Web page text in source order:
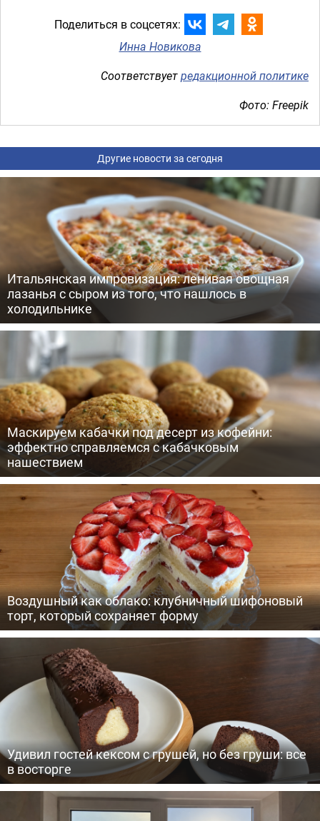
Поделиться в соцсетях:
Инна Новикова
Соответствуетредакционной политике
Фото: Freepik
Другие новости за сегодня
Итальянская импровизация: ленивая овощная
лазанья с сыром из того, что нашлось в
холодильнике
Маскируем кабачки под десерт из кофейни:
эффектно справляемся с кабачковым
нашествием
Воздушный как облако: клубничный шифоновый
торт, который сохраняет форму
Удивил гостей кексом с грушей, но без груши: все
в восторге